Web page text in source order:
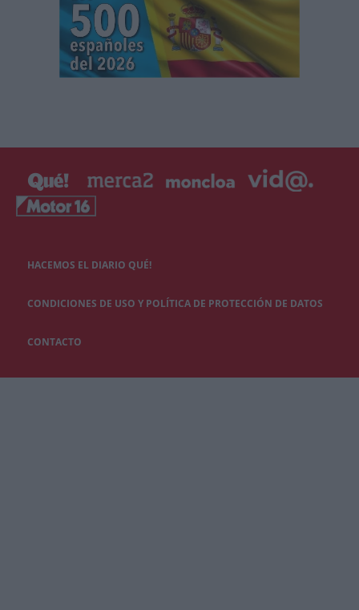
HACEMOS EL DIARIO QUÉ!
CONDICIONES DE USO Y POLÍTICA DE PROTECCIÓN DE DATOS
CONTACTO